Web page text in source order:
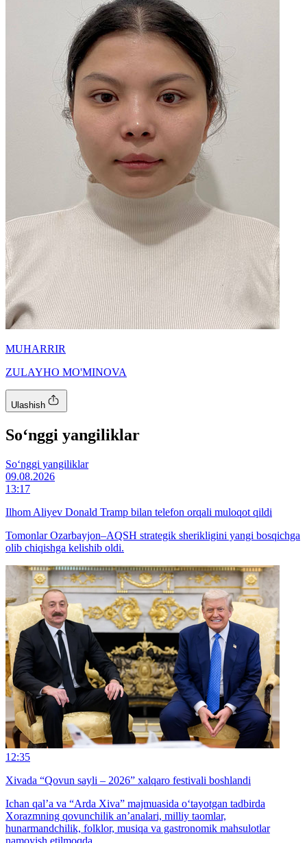
MUHARRIR
ZULAYHO MO'MINOVA
Ulashish
So‘nggi yangiliklar
So‘nggi yangiliklar
09.08.2026
13:17
Ilhom Aliyev Donald Tramp bilan telefon orqali muloqot qildi
Tomonlar Ozarbayjon–AQSH strategik sherikligini yangi bosqichga
olib chiqishga kelishib oldi.
12:35
Xivada “Qovun sayli – 2026” xalqaro festivali boshlandi
Ichan qal’a va “Arda Xiva” majmuasida o‘tayotgan tadbirda
Xorazmning qovunchilik an’analari, milliy taomlar,
hunarmandchilik, folklor, musiqa va gastronomik mahsulotlar
namoyish etilmoqda.